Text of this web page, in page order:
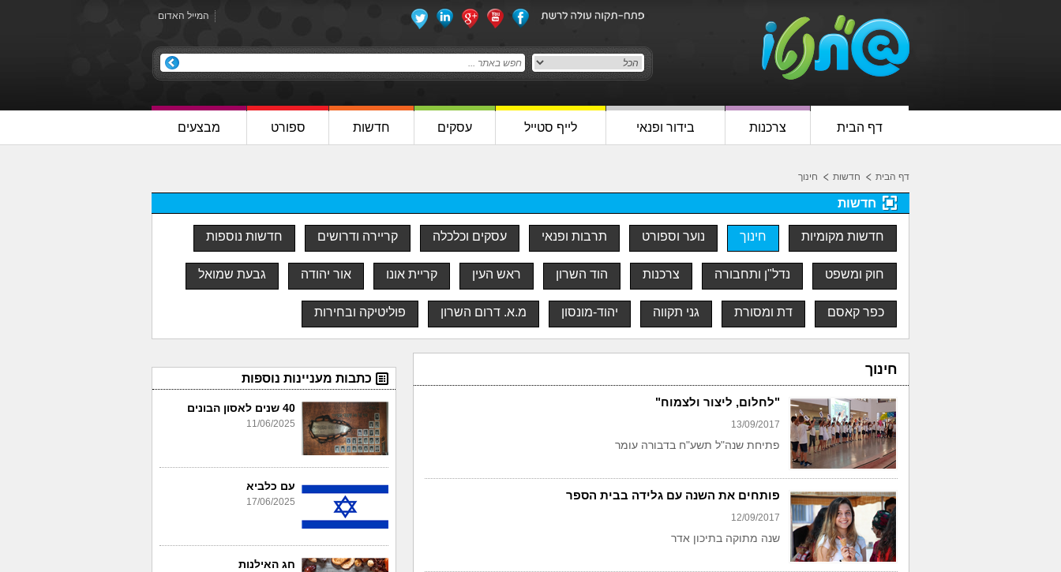
המייל האדום
דף הבית צרכנות בידור ופנאי לייף סטייל עסקים חדשות ספורט מבצעים
דף הבית חדשות חינוך
חדשות
חדשות מקומיות חינוך נוער וספורט תרבות ופנאי עסקים וכלכלה קריירה ודרושים חדשות נוספות
חוק ומשפט נדל"ן ותחבורה צרכנות הוד השרון ראש העין קריית אונו אור יהודה גבעת שמואל
כפר קאסם דת ומסורת גני תקווה יהוד-מונסון מ.א. דרום השרון פוליטיקה ובחירות
חינוך
"לחלום, ליצור ולצמוח"
13/09/2017
פתיחת שנה"ל תשע"ח בדבורה עומר
פותחים את השנה עם גלידה בבית הספר
12/09/2017
שנה מתוקה בתיכון אדר
כתבות מעניינות נוספות
40 שנים לאסון הבונים
11/06/2025
עם כלביא
17/06/2025
חג האילנות